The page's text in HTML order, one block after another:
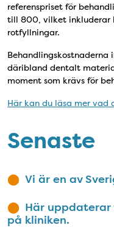
referenspriset för
till 800, vilket inkluderar
rotfyllningar.
Behandlingskostnaderna
däribland dentalt
moment som krävs för
Här kan du läsa mer
Senaste
Vi är en av
Här
på kliniken.